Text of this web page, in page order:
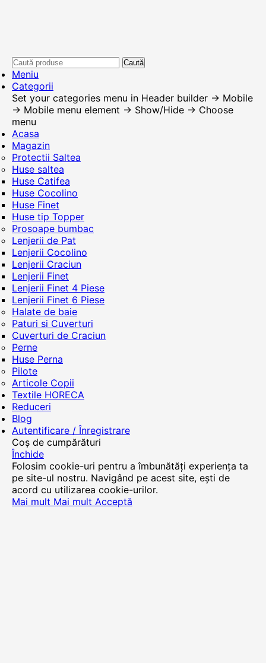
Caută
Meniu
Categorii
Set your categories menu in Header builder -> Mobile
-> Mobile menu element -> Show/Hide -> Choose
menu
Acasa
Magazin
Protectii Saltea
Huse saltea
Huse Catifea
Huse Cocolino
Huse Finet
Huse tip Topper
Prosoape bumbac
Lenjerii de Pat
Lenjerii Cocolino
Lenjerii Craciun
Lenjerii Finet
Lenjerii Finet 4 Piese
Lenjerii Finet 6 Piese
Halate de baie
Paturi si Cuverturi
Cuverturi de Craciun
Perne
Huse Perna
Pilote
Articole Copii
Textile HORECA
Reduceri
Blog
Autentificare / Înregistrare
Coș de cumpărături
Închide
Folosim cookie-uri pentru a îmbunătăți experiența ta
pe site-ul nostru. Navigând pe acest site, ești de
acord cu utilizarea cookie-urilor.
Mai mult Mai mult Acceptă